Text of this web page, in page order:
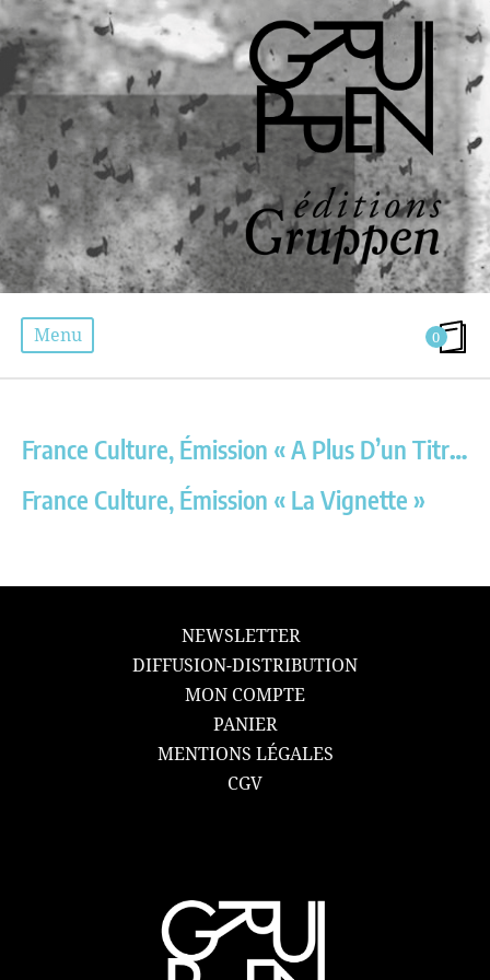
Menu 0
France Culture, Émission « A Plus D’un Titre »
France Culture, Émission « La Vignette »
NEWSLETTER
DIFFUSION-DISTRIBUTION
MON COMPTE
PANIER
MENTIONS LÉGALES
CGV